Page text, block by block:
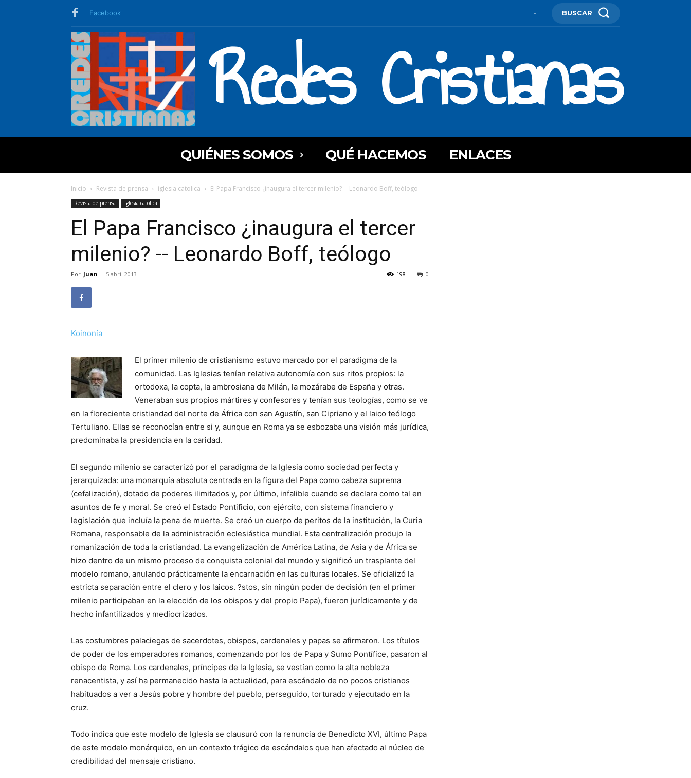
Facebook - BUSCAR
Redes Cristianas
QUIÉNES SOMOS QUÉ HACEMOS ENLACES
Inicio Revista de prensa iglesia catolica El Papa Francisco ¿inaugura el tercer milenio? -- Leonardo Boff, teólogo
Revista de prensa iglesia catolica
El Papa Francisco ¿inaugura el tercer
milenio? -- Leonardo Boff, teólogo
Por Juan - 5 abril 2013 0
198
Koinonía
El primer milenio de cristianismo estuvo marcado por el paradigma de la
comunidad. Las Iglesias tenían relativa autonomía con sus ritos propios: la
ortodoxa, la copta, la ambrosiana de Milán, la mozárabe de España y otras.
Veneraban sus propios mártires y confesores y tenían sus teologías, como se ve
en la floreciente cristiandad del norte de África con san Agustín, san Cipriano y el laico teólogo
Tertuliano. Ellas se reconocían entre si y, aunque en Roma ya se esbozaba una visión más jurídica,
predominaba la presidencia en la caridad.
El segundo milenio se caracterizó por el paradigma de la Iglesia como sociedad perfecta y
jerarquizada: una monarquía absoluta centrada en la figura del Papa como cabeza suprema
(cefalización), dotado de poderes ilimitados y, por último, infalible cuando se declara como tal en
asuntos de fe y moral. Se creó el Estado Pontificio, con ejército, con sistema financiero y
legislación que incluía la pena de muerte. Se creó un cuerpo de peritos de la institución, la Curia
Romana, responsable de la administración eclesiástica mundial. Esta centralización produjo la
romanización de toda la cristiandad. La evangelización de América Latina, de Asia y de África se
hizo dentro de un mismo proceso de conquista colonial del mundo y significó un trasplante del
modelo romano, anulando prácticamente la encarnación en las culturas locales. Se oficializó la
estricta separación entre el clero y los laicos. ?stos, sin ningún poder de decisión (en el primer
milenio participaban en la elección de los obispos y del propio Papa), fueron jurídicamente y de
hecho infantilizados y mediocrizados.
Las costumbres palaciegas de sacerdotes, obispos, cardenales y papas se afirmaron. Los títulos
de poder de los emperadores romanos, comenzando por los de Papa y Sumo Pontífice, pasaron al
obispo de Roma. Los cardenales, príncipes de la Iglesia, se vestían como la alta nobleza
renacentista, y así ha permanecido hasta la actualidad, para escándalo de no pocos cristianos
habituados a ver a Jesús pobre y hombre del pueblo, perseguido, torturado y ejecutado en la
cruz.
Todo indica que este modelo de Iglesia se clausuró con la renuncia de Benedicto XVI, último Papa
de este modelo monárquico, en un contexto trágico de escándalos que han afectado al núcleo de
credibilidad del mensaje cristiano.